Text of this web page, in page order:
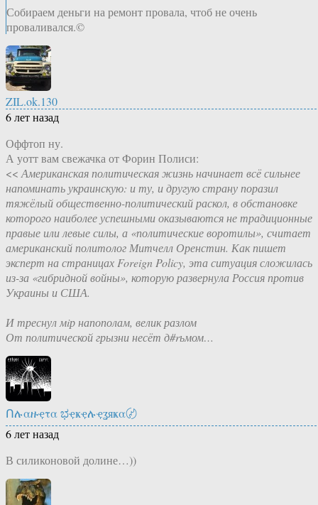
Собираем деньги на ремонт провала, чтоб не очень
проваливался.©
ZIL.ok.130
6 лет назад
Оффтоп ну.
А уотт вам свежачка от Форин Полиси:
<<Американская политическая жизнь начинает всё сильнее
напоминать украинскую: и ту, и другую страну поразил
тяжёлый общественно-политический раскол, в обстановке
которого наиболее успешными оказываются не традиционные
правые или левые силы, а «политические воротилы», считает
американский политолог Митчелл Оренстин. Как пишет
эксперт на страницах Foreign Policy, эта ситуация сложилась
из-за «гибридной войны», которую развернула Россия против
Украины и США.
И треснул мiр напополам, велик разлом
От политической грызни несёт д#rьмом…
Ոሉαዙҿτα ಭҿҝҿሉҿʓяҝα〄
6 лет назад
В силиконовой долине…))